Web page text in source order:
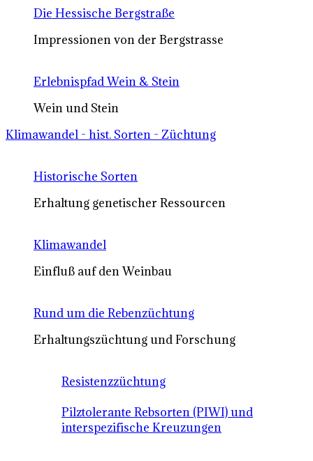
Die Hessische Bergstraße
Impressionen von der Bergstrasse
Erlebnispfad Wein & Stein
Wein und Stein
Klimawandel - hist. Sorten - Züchtung
Historische Sorten
Erhaltung genetischer Ressourcen
Klimawandel
Einfluß auf den Weinbau
Rund um die Rebenzüchtung
Erhaltungszüchtung und Forschung
Resistenzzüchtung
Pilztolerante Rebsorten (PIWI) und
interspezifische Kreuzungen